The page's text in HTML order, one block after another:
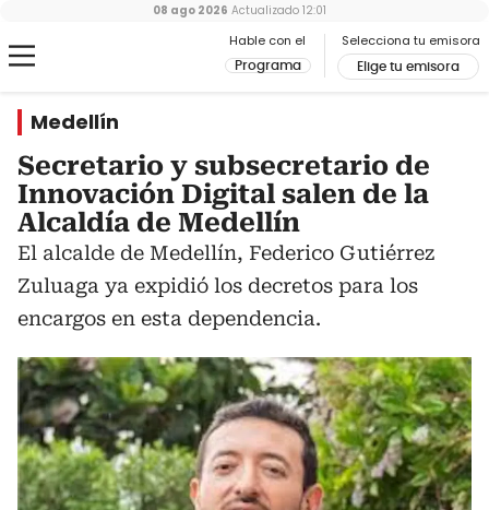
Hable con el
Programa
Selecciona tu emisora
Elige tu emisora
08 ago 2026 Actualizado 12:01
Medellín
Secretario y subsecretario de
Innovación Digital salen de la
Alcaldía de Medellín
El alcalde de Medellín, Federico Gutiérrez
Zuluaga ya expidió los decretos para los
encargos en esta dependencia.